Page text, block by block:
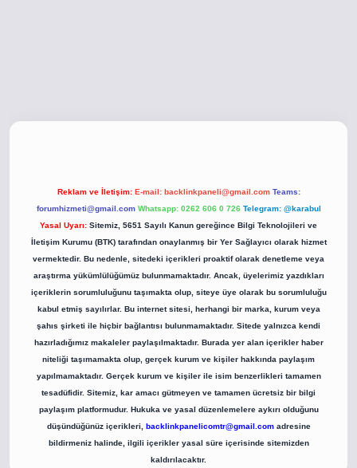
Reklam ve İletişim: E-mail: backlinkpaneli@gmail.com Teams:
forumhizmeti@gmail.com Whatsapp: 0262 606 0 726 Telegram: @karabul
Yasal Uyarı: Sitemiz, 5651 Sayılı Kanun gereğince Bilgi Teknolojileri ve
İletişim Kurumu (BTK) tarafından onaylanmış bir Yer Sağlayıcı olarak hizmet
vermektedir. Bu nedenle, sitedeki içerikleri proaktif olarak denetleme veya
araştırma yükümlülüğümüz bulunmamaktadır. Ancak, üyelerimiz yazdıkları
içeriklerin sorumluluğunu taşımakta olup, siteye üye olarak bu sorumluluğu
kabul etmiş sayılırlar. Bu internet sitesi, herhangi bir marka, kurum veya
şahıs şirketi ile hiçbir bağlantısı bulunmamaktadır. Sitede yalnızca kendi
hazırladığımız makaleler paylaşılmaktadır. Burada yer alan içerikler haber
niteliği taşımamakta olup, gerçek kurum ve kişiler hakkında paylaşım
yapılmamaktadır. Gerçek kurum ve kişiler ile isim benzerlikleri tamamen
tesadüfidir. Sitemiz, kar amacı gütmeyen ve tamamen ücretsiz bir bilgi
paylaşım platformudur. Hukuka ve yasal düzenlemelere aykırı olduğunu
düşündüğünüz içerikleri, backlinkpanelicomtr@gmail.comadresine
bildirmeniz halinde, ilgili içerikler yasal süre içerisinde sitemizden
kaldırılacaktır.